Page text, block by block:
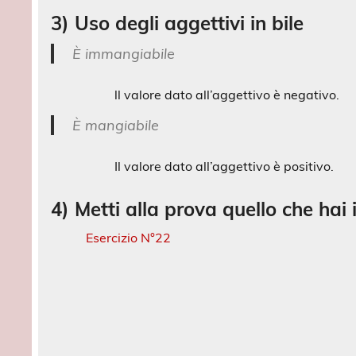
3) Uso degli aggettivi in bile
È immangiabile
ll valore dato all’aggettivo è negativo.
È mangiabile
Il valore dato all’aggettivo è positivo.
4) Metti alla prova quello che hai
Esercizio N°22